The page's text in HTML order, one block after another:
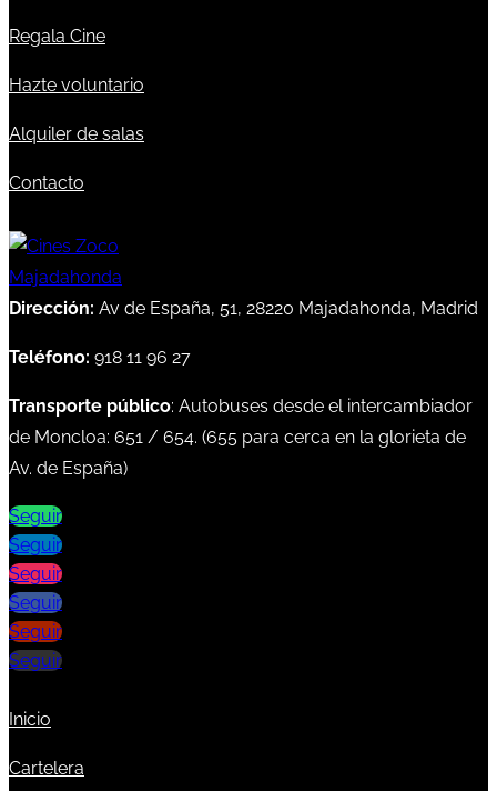
Regala Cine
Hazte voluntario
Alquiler de salas
Contacto
Dirección: Av de España, 51, 28220 Majadahonda, Madrid
Teléfono: 918 11 96 27
Transporte público: Autobuses desde el intercambiador
de Moncloa: 651 / 654. (655 para cerca en la glorieta de
Av. de España)
Seguir
Seguir
Seguir
Seguir
Seguir
Seguir
Inicio
Cartelera